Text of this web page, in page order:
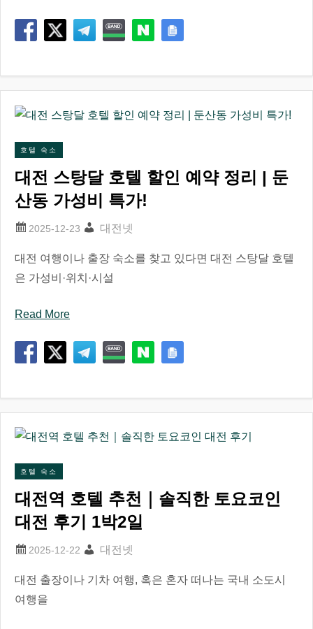
호텔 숙소
대전 스탕달 호텔 할인 예약 정리 | 둔
산동 가성비 특가!
대전넷
대전 여행이나 출장 숙소를 찾고 있다면 대전 스탕달 호텔
은 가성비·위치·시설
Read More
호텔 숙소
대전역 호텔 추천｜솔직한 토요코인
대전 후기 1박2일
대전넷
대전 출장이나 기차 여행, 혹은 혼자 떠나는 국내 소도시
여행을